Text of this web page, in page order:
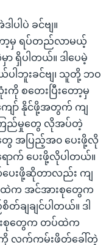
ပါပဲ ခင်ဗျ။
ာ့မှ ရပ်တည်လာမယ့်
ပါတယ်။ ဒါပေမဲ့
ါဘူးခင်ဗျ၊ သူတို့ ဘဝ
စတေးပြီးတော့မှ
ျော် နိုင်ဖို့အတွက် ကျ
ည်မှုတွေ လိုအပ်တဲ့
ေ အပြည့်အ၀ ပေးဖို့လို
က် ပေးဖို့လိုပါတယ်။
းဖို့ဆိုတာလည်း ကျ
တပ်ထဲက အင်အားစုတွေက
ျချင်ပါတယ်။ ဒါ
စုတွေက တပ်ထဲက
ေကို လက်ကမ်းဖိတ်ခေါ်တဲ့